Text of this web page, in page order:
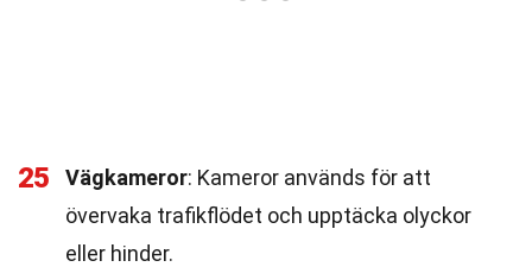
25 Vägkameror: Kameror används för att
övervaka trafikflödet och upptäcka olyckor
eller hinder.